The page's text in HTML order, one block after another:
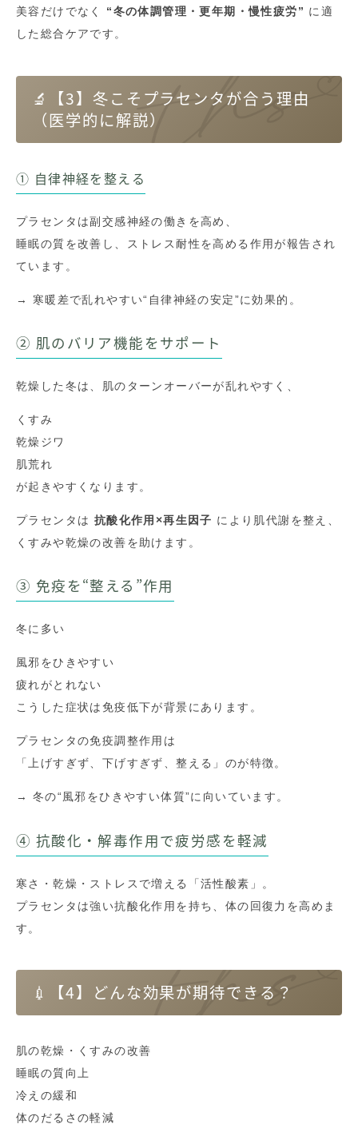
美容だけでなく “冬の体調管理・更年期・慢性疲労” に適
した総合ケアです。
🔬【3】冬こそプラセンタが合う理由
（医学的に解説）
① 自律神経を整える
プラセンタは副交感神経の働きを高め、
睡眠の質を改善し、ストレス耐性を高める作用が報告され
ています。
→ 寒暖差で乱れやすい“自律神経の安定”に効果的。
② 肌のバリア機能をサポート
乾燥した冬は、肌のターンオーバーが乱れやすく、
くすみ
乾燥ジワ
肌荒れ
が起きやすくなります。
プラセンタは 抗酸化作用×再生因子 により肌代謝を整え、
くすみや乾燥の改善を助けます。
③ 免疫を“整える”作用
冬に多い
風邪をひきやすい
疲れがとれない
こうした症状は免疫低下が背景にあります。
プラセンタの免疫調整作用は
「上げすぎず、下げすぎず、整える」のが特徴。
→ 冬の“風邪をひきやすい体質”に向いています。
④ 抗酸化・解毒作用で疲労感を軽減
寒さ・乾燥・ストレスで増える「活性酸素」。
プラセンタは強い抗酸化作用を持ち、体の回復力を高めま
す。
💉【4】どんな効果が期待できる？
肌の乾燥・くすみの改善
睡眠の質向上
冷えの緩和
体のだるさの軽減